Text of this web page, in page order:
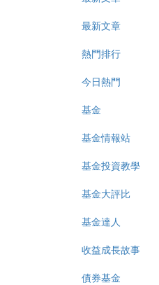
最新文章
熱門排行
今日熱門
基金
基金情報站
基金投資教學
基金大評比
基金達人
收益成長故事
債券基金